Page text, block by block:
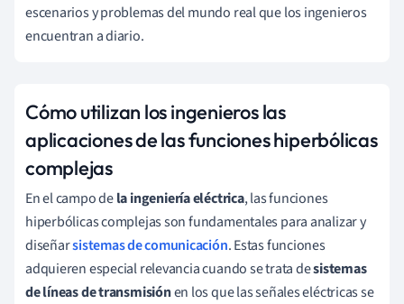
escenarios y problemas del mundo real que los ingenieros
encuentran a diario.
Cómo utilizan los ingenieros las
aplicaciones de las funciones hiperbólicas
complejas
En el campo dela ingeniería eléctrica, las funciones
hiperbólicas complejas son fundamentales para analizar y
diseñarsistemas de comunicación. Estas funciones
adquieren especial relevancia cuando se trata desistemas
de líneas de transmisiónen los que las señales eléctricas se